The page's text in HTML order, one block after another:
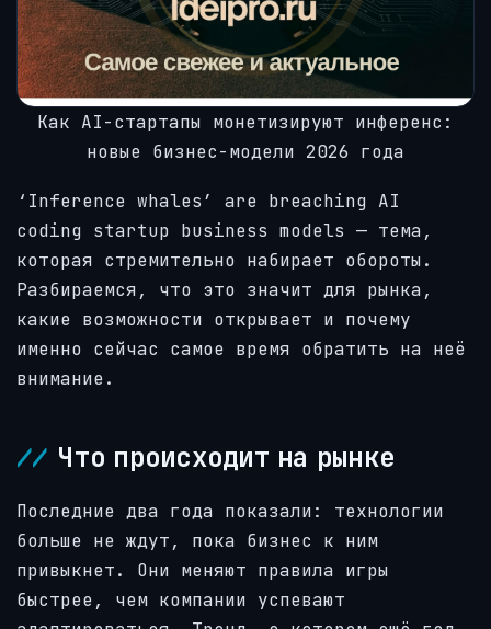
Как AI-стартапы монетизируют инференс:
новые бизнес-модели 2026 года
‘Inference whales’ are breaching AI
coding startup business models — тема,
которая стремительно набирает обороты.
Разбираемся, что это значит для рынка,
какие возможности открывает и почему
именно сейчас самое время обратить на неё
внимание.
Что происходит на рынке
Последние два года показали: технологии
больше не ждут, пока бизнес к ним
привыкнет. Они меняют правила игры
быстрее, чем компании успевают